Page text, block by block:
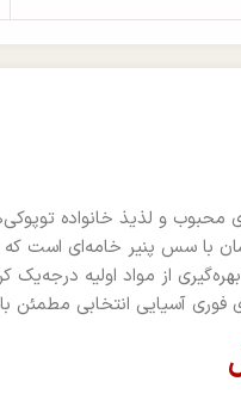
محبوب و لذیذ خانواده
با سس پنیر خامه‌ای است
از مواد اولیه
فوری آسیایی انتخابی مطمئن